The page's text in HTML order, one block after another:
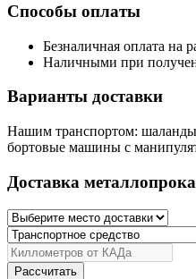
Способы оплаты
Безналичная оплата на
Наличными при
Варианты доставки
Нашим транспортом:
бортовые машины с
Доставка
Рассчитать